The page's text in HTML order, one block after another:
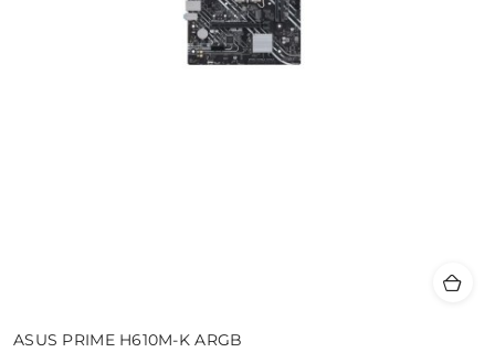
ASUS PRIME H610M-K ARGB